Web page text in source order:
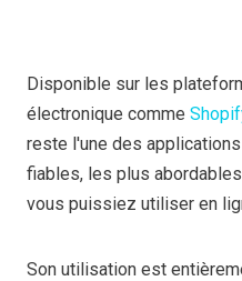
Disponible sur les
électronique comme
reste l'une des
fiables, les plus
vous puissiez utiliser en
Son utilisation est